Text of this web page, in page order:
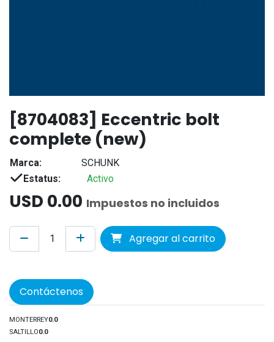
[8704083] Eccentric bolt
complete (new)
Marca:
SCHUNK
Estatus:
Activo
USD 0.00 Impuestos no incluidos
Agregar al carrito
Contáctenos
MONTERREY0.0
SALTILLO0.0